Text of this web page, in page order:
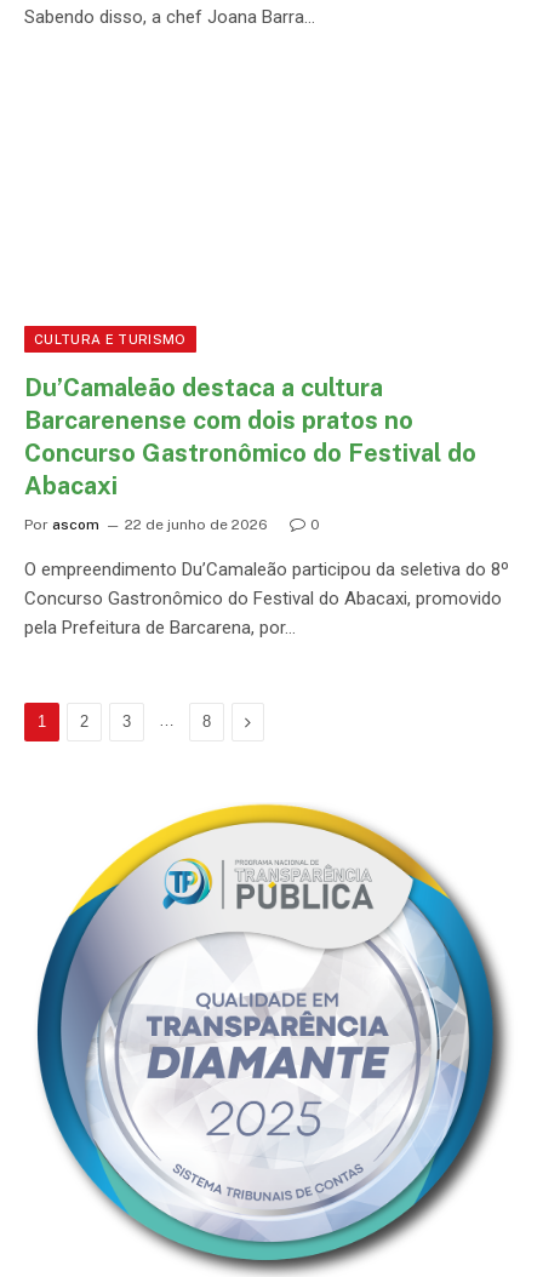
Sabendo disso, a chef Joana Barra…
CULTURA E TURISMO
Du’Camaleão destaca a cultura
Barcarenense com dois pratos no
Concurso Gastronômico do Festival do
Abacaxi
Por ascom 22 de junho de 2026 0
O empreendimento Du’Camaleão participou da seletiva do 8º
Concurso Gastronômico do Festival do Abacaxi, promovido
pela Prefeitura de Barcarena, por…
1 2 3 … 8 Proximo